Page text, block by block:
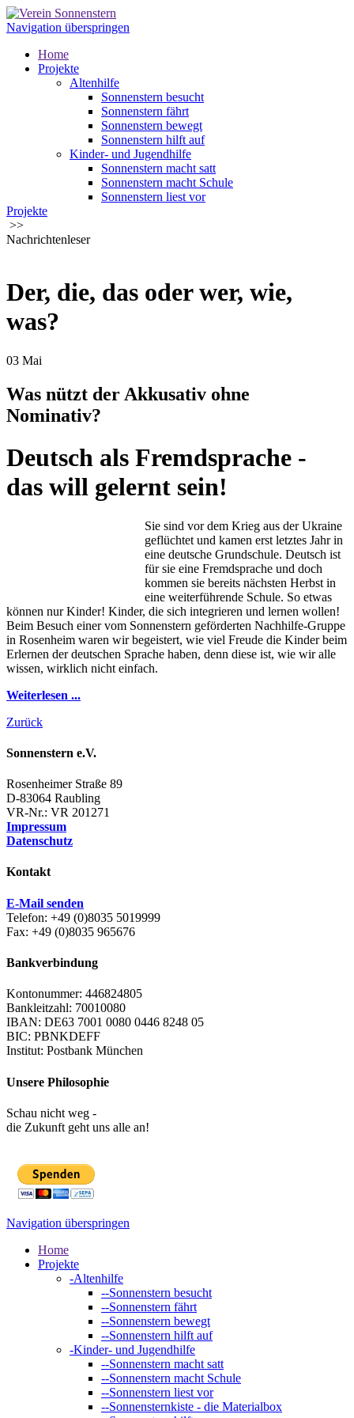
Navigation überspringen
Home
Projekte
Altenhilfe
Sonnenstern besucht
Sonnenstern fährt
Sonnenstern bewegt
Sonnenstern hilft auf
Kinder- und Jugendhilfe
Sonnenstern macht satt
Sonnenstern macht Schule
Sonnenstern liest vor
Über uns
Helfen
Spenden
Projekte
>>
Nachrichtenleser
Der, die, das oder wer, wie,
was?
03 Mai
Was nützt der Akkusativ ohne
Nominativ?
Deutsch als Fremdsprache -
das will gelernt sein!
Sie sind vor dem Krieg aus der Ukraine
geflüchtet und kamen erst letztes Jahr in
eine deutsche Grundschule. Deutsch ist
für sie eine Fremdsprache und doch
kommen sie bereits nächsten Herbst in
eine weiterführende Schule. So etwas
können nur Kinder! Kinder, die sich integrieren und lernen wollen!
Beim Besuch einer vom Sonnenstern geförderten Nachhilfe-Gruppe
in Rosenheim waren wir begeistert, wie viel Freude die Kinder beim
Erlernen der deutschen Sprache haben, denn diese ist, wie wir alle
wissen, wirklich nicht einfach.
Weiterlesen ...
Zurück
Sonnenstern e.V.
Rosenheimer Straße 89
D-83064 Raubling
VR-Nr.: VR 201271
Impressum
Datenschutz
Kontakt
E-Mail senden
Telefon: +49 (0)8035 5019999
Fax: +49 (0)8035 965676
Bankverbindung
Kontonummer: 446824805
Bankleitzahl: 70010080
IBAN: DE63 7001 0080 0446 8248 05
BIC: PBNKDEFF
Institut: Postbank München
Unsere Philosophie
Schau nicht weg -
die Zukunft geht uns alle an!
Navigation überspringen
Home
Projekte
-Altenhilfe
--Sonnenstern besucht
--Sonnenstern fährt
--Sonnenstern bewegt
--Sonnenstern hilft auf
-Kinder- und Jugendhilfe
--Sonnenstern macht satt
--Sonnenstern macht Schule
--Sonnenstern liest vor
--Sonnensternkiste - die Materialbox